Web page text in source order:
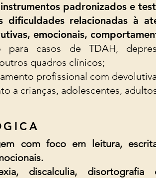
padronizados e
dificuldades relacionadas à
emocionais,
casos de TDAH,
quadros clínicos;
profissional com
a crianças, adolescentes,
com foco em leitura,
discalculia, disortografia